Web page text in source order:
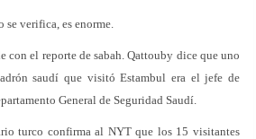
verifica, es enorme.
con el reporte de sabah. Qattouby dice que uno
saudí que visitó Estambul era el jefe de
General de Seguridad Saudí.
turco confirma al NYT que los 15 visitantes